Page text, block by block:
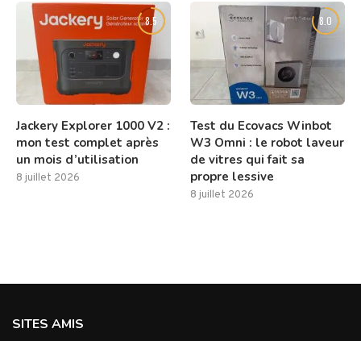
8.5
Jackery Explorer 1000 V2 :
mon test complet après
un mois d’utilisation
8 juillet 2026
8.0
Test du Ecovacs Winbot
W3 Omni : le robot laveur
de vitres qui fait sa
propre lessive
8 juillet 2026
SITES AMIS